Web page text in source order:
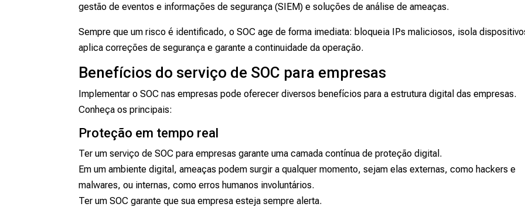
gestão de eventos e informações de segurança (SIEM) e soluções de análise de ameaças.
Sempre que um risco é identificado, o SOC age de forma imediata: bloqueia IPs maliciosos, isola
aplica correções de segurança e garante a continuidade da operação.
Benefícios do serviço de SOC para empresas
Implementar o SOC nas empresas pode oferecer diversos benefícios para a estrutura digital das empresas.
Conheça os principais:
Proteção em tempo real
Ter um serviço de SOC para empresas garante uma camada contínua de proteção digital.
Em um ambiente digital, ameaças podem surgir a qualquer momento, sejam elas externas, como hackers e
malwares, ou internas, como erros humanos involuntários.
Ter um SOC garante que sua empresa esteja sempre alerta.